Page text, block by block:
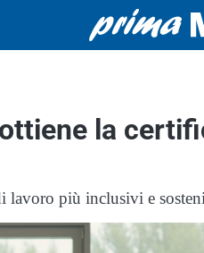
la
lavoro più inclusivi e